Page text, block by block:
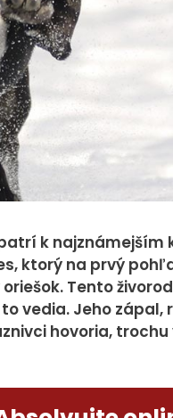
k najznámejším
ktorý na prvý
Tento
vedia. Jeho zápal,
hovoria,
žiadnym
spôsobom
nepodieľajú
na zbieraní
údajov o Vás.
Analytické
cookies nám
pomáhajú
merať
návstevnosť
webovej stránky
uskutočnenej.